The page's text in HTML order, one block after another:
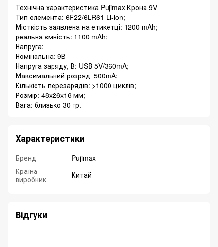
Технічна характеристика Pujimax Крона 9V
Тип елемента: 6F22/6LR61 Li-ion;
Місткість заявлена ​​на етикетці: 1200 mAh;
реальна ємність: 1100 mAh;
Напруга:
Номінальна: 9В
Напруга заряду, В: USB 5V/360mA;
Максимальний розряд: 500mA;
Кількість перезарядів: >1000 циклів;
Розмір: 48х26x16 мм;
Вага: близько 30 гр.
Характеристики
Бренд
Pujimax
Країна
виробник
Китай
Відгуки